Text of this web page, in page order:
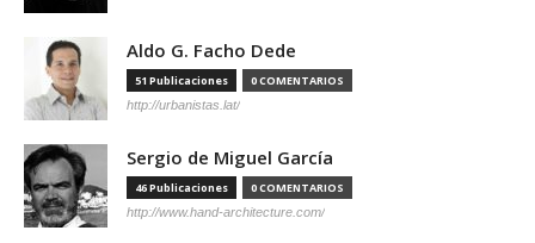
Aldo G. Facho Dede
51 Publicaciones 0 COMENTARIOS
http://urbanistas.lat/
Sergio de Miguel García
46 Publicaciones 0 COMENTARIOS
http://www.hand-architecture.com/